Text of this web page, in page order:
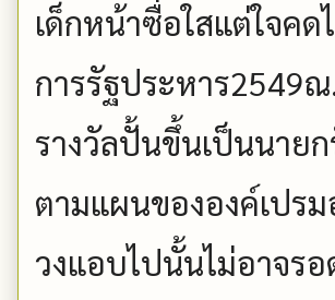
เด็กหน้าซื่อใสแต่ใจค
การรัฐประหาร2549
รางวัลปั้นขึ้นเป็นนาย
ตามแผนขององค์เปร
วงแอบไปนั้นไม่อาจร